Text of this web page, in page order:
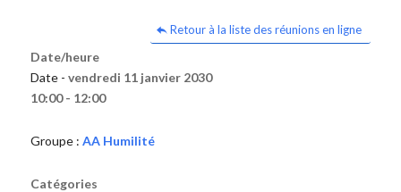
Retour à la liste des réunions en ligne
Date/heure
Date - vendredi 11 janvier 2030
10:00 - 12:00
Groupe : AA Humilité
Catégories